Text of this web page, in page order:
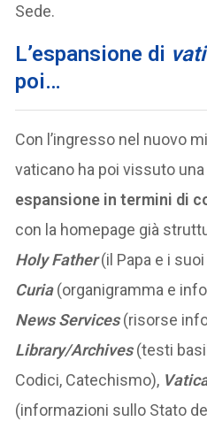
Sede.
L’espansione di
poi…
Con l’ingresso nel nuovo
vaticano ha poi vissuto
espansione in termini di
con la homepage già
Holy Father(il Papa e i
Curia(organigramma e
News Services(risorse
Library/Archives(testi
Codici, Catechismo),
(informazioni sullo Stato